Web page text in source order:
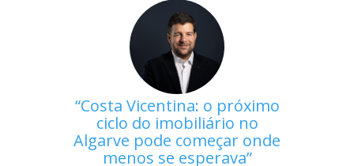
Costa Vicentina: o próximo
ciclo do imobiliário no
Algarve pode começar onde
menos se esperava